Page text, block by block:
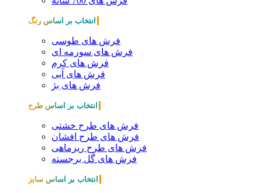
انتخاب بر اساس رنگ
فرش های طوسی
فرش های سورمه ای
فرش های کرم
فرش های آبی
فرش های بژ
انتخاب بر اساس طرح
فرش های طرح خشتی
فرش های طرح افشان
فرش های طرح ریزماهی
فرش های گل برجسته
انتخاب بر اساس سایز